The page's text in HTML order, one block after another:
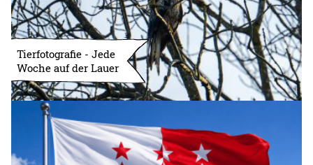
Tierfotografie - Jede
Woche auf der Lauer